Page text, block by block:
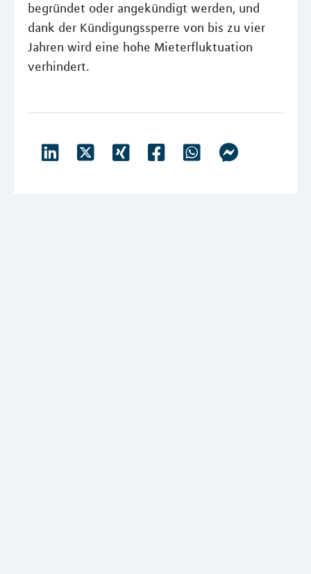
begründet oder angekündigt werden, und
dank der Kündigungssperre von bis zu vier
Jahren wird eine hohe Mieterfluktuation
verhindert.